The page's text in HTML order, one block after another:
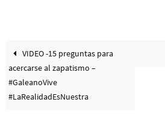
VIDEO -15 preguntas para
acercarse al zapatismo –
#GaleanoVive
#LaRealidadEsNuestra